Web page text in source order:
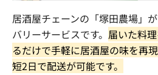
居酒屋チェーンの「塚田農場」
バリーサービスです。 届いた料
るだけで手軽に居酒屋の味を再
短2日で配送が可能です。